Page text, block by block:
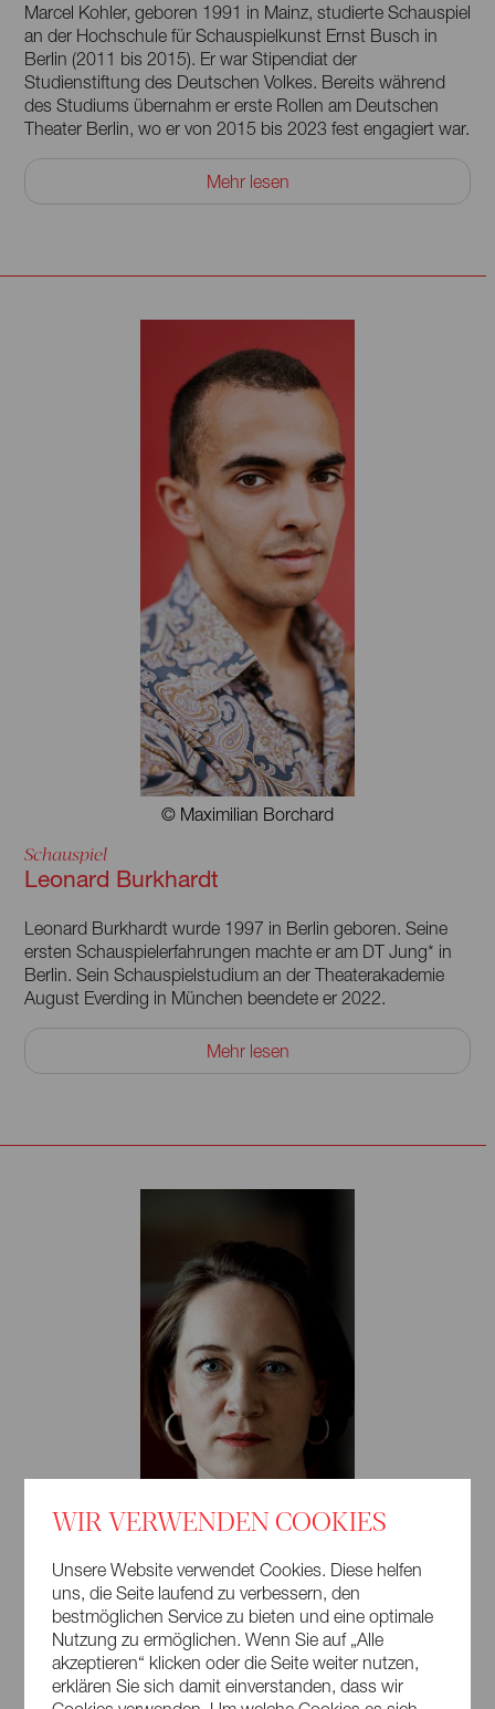
Marcel Kohler, geboren 1991 in Mainz, studierte Schauspiel
an der Hochschule für Schauspielkunst Ernst Busch in
Berlin (2011 bis 2015). Er war Stipendiat der
Studienstiftung des Deutschen Volkes. Bereits während
des Studiums übernahm er erste Rollen am Deutschen
Theater Berlin, wo er von 2015 bis 2023 fest engagiert war.
Zur Spielzeit 2023/2024 wechselte er in das Ensemble der
Schaubühne Berlin. Wiederkehrende Auftritte bei den
Marcel Kohler arbeitet regelmäßig als Regisseur und
Bühnenbildner, beispielsweise am Nationaltheater Weimar,
am Deutschen Theater Berlin und am Theater Heidelberg.
Seine Inszenierungen wurden unter anderem mit dem
Theaterpreis »Der Faust« in einer Retrospektive
ausgezeichnet und erhielten 2021 den Dr. Otto Kasten-
Preis der Intendant:innen-Gruppe. Zudem wurde er zu
renommierten Festivals wie den Ruhrfestspielen, den
Mülheimer Theatertagen, Fringe Festival Beijing/China,
Gogol-Festival Kyiv/Ukraine, Festival di Spoleto/Italien oder
dem Fiesad-Festival Rabbat/Marokko eingeladen.
Eine enge Zusammenarbeit verbindet Marcel Kohler mit der
Schauspielerin Corinna Harfouch. Mit ihr inszenierte er zwei
Marcel Kohler ist Initiator und Gründungsmitglied des
Neuen Künstlertheaters.
Zuletzt erhielt er 2023 den Kunstpreis Berlin der Akademie
Mehr lesen
© Maximilian Borchard
Schauspiel
Leonard Burkhardt
Leonard Burkhardt wurde 1997 in Berlin geboren. Seine
ersten Schauspielerfahrungen machte er am DT Jung* in
Berlin. Sein Schauspielstudium an der Theaterakademie
August Everding in München beendete er 2022.
Im selben Jahr war er als Gast in »Identitti« (Regie: Salome
Dastmalchi) am Staatstheater Darmstadt zu sehen. Neben
Mehr lesen
© Felix Grünschloß
WIR VERWENDEN COOKIES
Unsere Website verwendet Cookies. Diese helfen
uns, die Seite laufend zu verbessern, den
bestmöglichen Service zu bieten und eine optimale
Nutzung zu ermöglichen. Wenn Sie auf „Alle
akzeptieren“ klicken oder die Seite weiter nutzen,
erklären Sie sich damit einverstanden, dass wir